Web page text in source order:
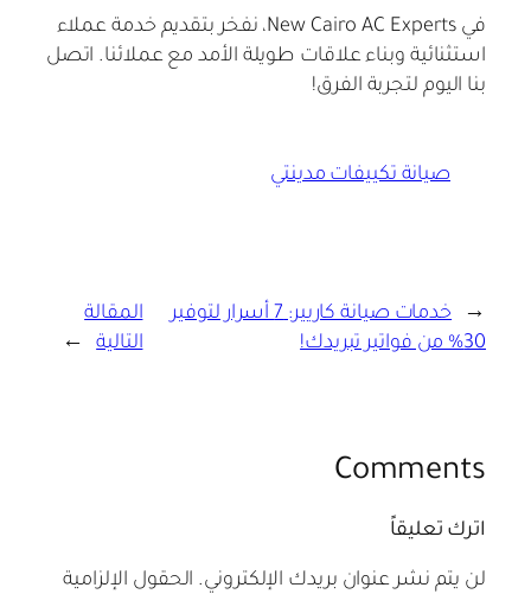
في New Cairo AC Experts، نفخر بتقديم خدمة عملاء
استثنائية وبناء علاقات طويلة الأمد مع عملائنا. اتصل
بنا اليوم لتجربة الفرق!
صيانة تكييفات مدينتي
←
خدمات صيانة كاريير: 7 أسرار لتوفير
30% من فواتير تبريدك!
المقالة
التالية
→
Comments
اترك تعليقاً
لن يتم نشر عنوان بريدك الإلكتروني. الحقول الإلزامية